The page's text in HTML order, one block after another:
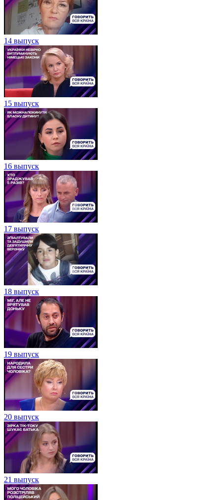
14 выпуск
15 выпуск
16 выпуск
17 выпуск
18 выпуск
19 выпуск
20 выпуск
21 выпуск